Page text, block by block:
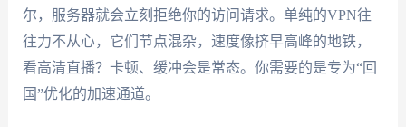
尔，服务器就会立刻拒绝你的访问请求。单纯的VPN往
往力不从心，它们节点混杂，速度像挤早高峰的地铁，
看高清直播？卡顿、缓冲会是常态。你需要的是专为“回
国”优化的加速通道。